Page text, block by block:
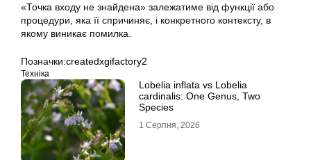
«Точка входу не знайдена» залежатиме від функції або
процедури, яка її спричиняє, і конкретного контексту, в
якому виникає помилка.
Позначки:createdxgifactory2
Техніка
Lobelia inflata vs Lobelia
cardinalis: One Genus, Two
Species
1 Серпня, 2026